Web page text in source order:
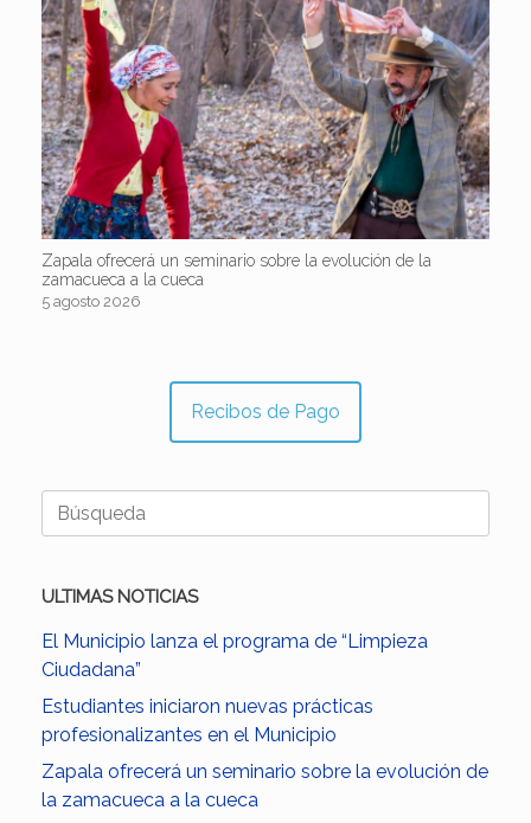
Zapala ofrecerá un seminario sobre la evolución de la
zamacueca a la cueca
5 agosto 2026
Recibos de Pago
Buscar:
ULTIMAS NOTICIAS
El Municipio lanza el programa de “Limpieza
Ciudadana”
Estudiantes iniciaron nuevas prácticas
profesionalizantes en el Municipio
Zapala ofrecerá un seminario sobre la evolución de
la zamacueca a la cueca